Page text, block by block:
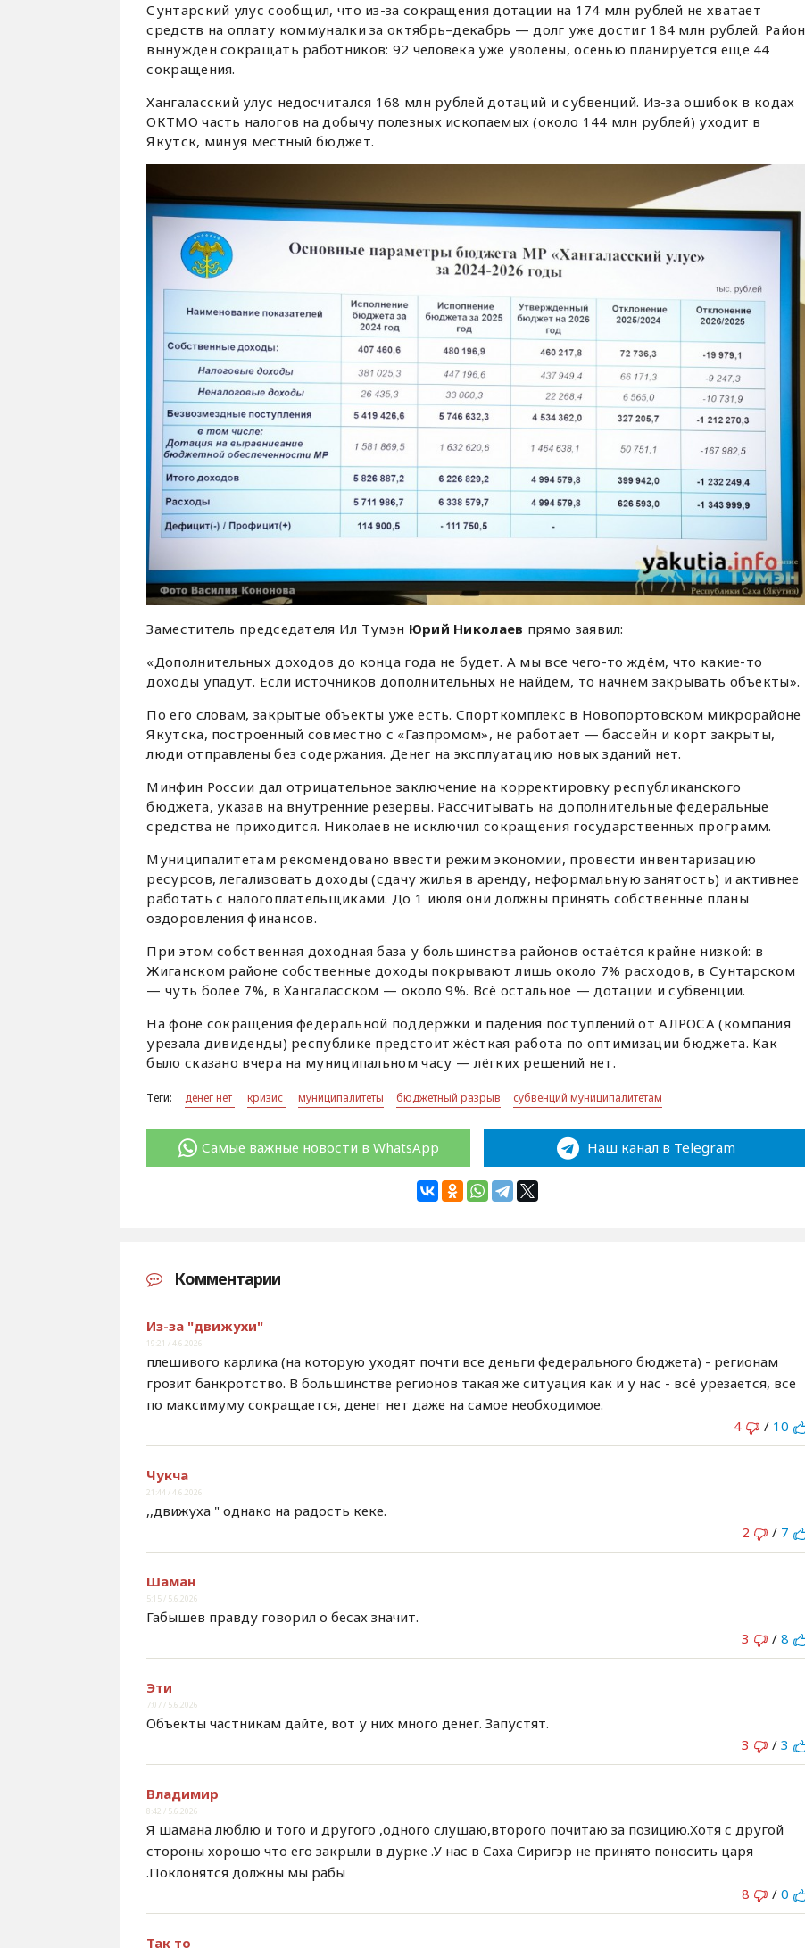
Сунтарский улус сообщил, что из-за сокращения дотации на 174 млн рублей не хватает
средств на оплату коммуналки за октябрь–декабрь — долг уже достиг 184 млн рублей. Район
вынужден сокращать работников: 92 человека уже уволены, осенью планируется ещё 44
сокращения.
Хангаласский улус недосчитался 168 млн рублей дотаций и субвенций. Из-за ошибок в кодах
ОКТМО часть налогов на добычу полезных ископаемых (около 144 млн рублей) уходит в
Якутск, минуя местный бюджет.
Заместитель председателя Ил Тумэн Юрий Николаев прямо заявил:
«Дополнительных доходов до конца года не будет. А мы все чего-то ждём, что какие-то
доходы упадут. Если источников дополнительных не найдём, то начнём закрывать объекты».
По его словам, закрытые объекты уже есть. Спорткомплекс в Новопортовском микрорайоне
Якутска, построенный совместно с «Газпромом», не работает — бассейн и корт закрыты,
люди отправлены без содержания. Денег на эксплуатацию новых зданий нет.
Минфин России дал отрицательное заключение на корректировку республиканского
бюджета, указав на внутренние резервы. Рассчитывать на дополнительные федеральные
средства не приходится. Николаев не исключил сокращения государственных программ.
Муниципалитетам рекомендовано ввести режим экономии, провести инвентаризацию
ресурсов, легализовать доходы (сдачу жилья в аренду, неформальную занятость) и активнее
работать с налогоплательщиками. До 1 июля они должны принять собственные планы
оздоровления финансов.
При этом собственная доходная база у большинства районов остаётся крайне низкой: в
Жиганском районе собственные доходы покрывают лишь около 7% расходов, в Сунтарском
— чуть более 7%, в Хангаласском — около 9%. Всё остальное — дотации и субвенции.
На фоне сокращения федеральной поддержки и падения поступлений от АЛРОСА (компания
урезала дивиденды) республике предстоит жёсткая работа по оптимизации бюджета. Как
было сказано вчера на муниципальном часу — лёгких решений нет.
Теги: денег нет кризис муниципалитеты бюджетный разрыв субвенций муниципалитетам
Самые важные новости в WhatsApp Наш канал в Telegram
Комментарии
Из-за "движухи"
19:21 / 4.6.2026
плешивого карлика (на которую уходят почти все деньги федерального бюджета) - регионам
грозит банкротство. В большинстве регионов такая же ситуация как и у нас - всё урезается, все
по максимуму сокращается, денег нет даже на самое необходимое.
4
/ 10
Чукча
21:44 / 4.6.2026
,,движуха " однако на радость кеке.
2
/ 7
Шаман
5:15 / 5.6.2026
Габышев правду говорил о бесах значит.
3
/ 8
Эти
7:07 / 5.6.2026
Объекты частникам дайте, вот у них много денег. Запустят.
3
/ 3
Владимир
8:42 / 5.6.2026
Я шамана люблю и того и другого ,одного слушаю,второго почитаю за позицию.Хотя с другой
стороны хорошо что его закрыли в дурке .У нас в Саха Сиригэр не принято поносить царя
.Поклонятся должны мы рабы
8
/ 0
Так то